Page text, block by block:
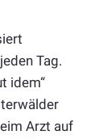
Tag.
idem“
Arzt auf